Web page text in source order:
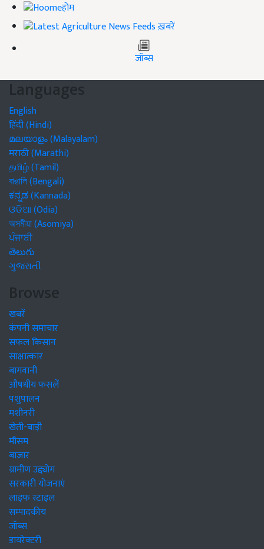
होम
ख़बरें
जॉब्स
Languages
English
हिंदी (Hindi)
മലയാളം (Malayalam)
मराठी (Marathi)
தமிழ் (Tamil)
বাঙালি (Bengali)
ಕನ್ನಡ (Kannada)
ଓଡିଆ (Odia)
অসমীয়া (Asomiya)
ਪੰਜਾਬੀ
తెలుగు
ગુજરાતી
Browse
खबरें
कंपनी समाचार
सफल किसान
साक्षात्कार
बागवानी
औषधीय फसलें
पशुपालन
मशीनरी
खेती-बाड़ी
मौसम
बाजार
ग्रामीण उद्द्योग
सरकारी योजनाएं
लाइफ स्टाइल
सम्पादकीय
जॉब्स
डायरेक्टरी